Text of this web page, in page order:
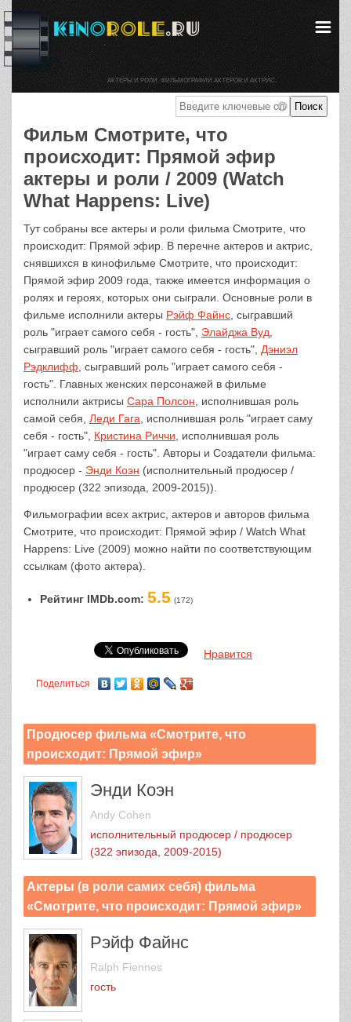
Фильм Смотрите, что
происходит: Прямой эфир
актеры и роли / 2009 (Watch
What Happens: Live)
Тут собраны все актеры и роли фильма Смотрите, что
происходит: Прямой эфир. В перечне актеров и актрис,
снявшихся в кинофильме Смотрите, что происходит:
Прямой эфир 2009 года, также имеется информация о
ролях и героях, которых они сыграли. Основные роли в
фильме исполнили актеры Рэйф Файнс , сыгравший
роль "играет самого себя - гость", Элайджа Вуд
сыгравший роль "играет самого себя - гость", Дэниэл
Рэдклифф , сыгравший роль "играет самого себя -
гость". Главных женских персонажей в фильме
исполнили актрисы Сара Полсон , исполнившая роль
самой себя, Леди Гага , исполнившая роль "играет саму
себя - гость", Кристина Риччи , исполнившая роль
"играет саму себя - гость". Авторы и Создатели фильма:
продюсер - Энди Коэн (исполнительный продюсер /
продюсер (322 эпизода, 2009-2015)).
Фильмографии всех актрис, актеров и авторов фильма
Смотрите, что происходит: Прямой эфир / Watch What
Happens: Live (2009) можно найти по соответствующим
ссылкам (фото актера).
Рейтинг IMDb.com: 5.5 (172)
Нравится
Поделиться
Продюсер фильма «Смотрите, что
происходит: Прямой эфир»
Энди Коэн
Andy Cohen
исполнительный продюсер / продюсер
(322 эпизода, 2009-2015)
Актеры (в роли самих себя) фильма
«Смотрите, что происходит: Прямой эфир»
Рэйф Файнс
Ralph Fiennes
гость
АКТЕРЫ И РОЛИ. ФИЛЬМОГРАФИИ АКТЕРОВ И АКТРИС.